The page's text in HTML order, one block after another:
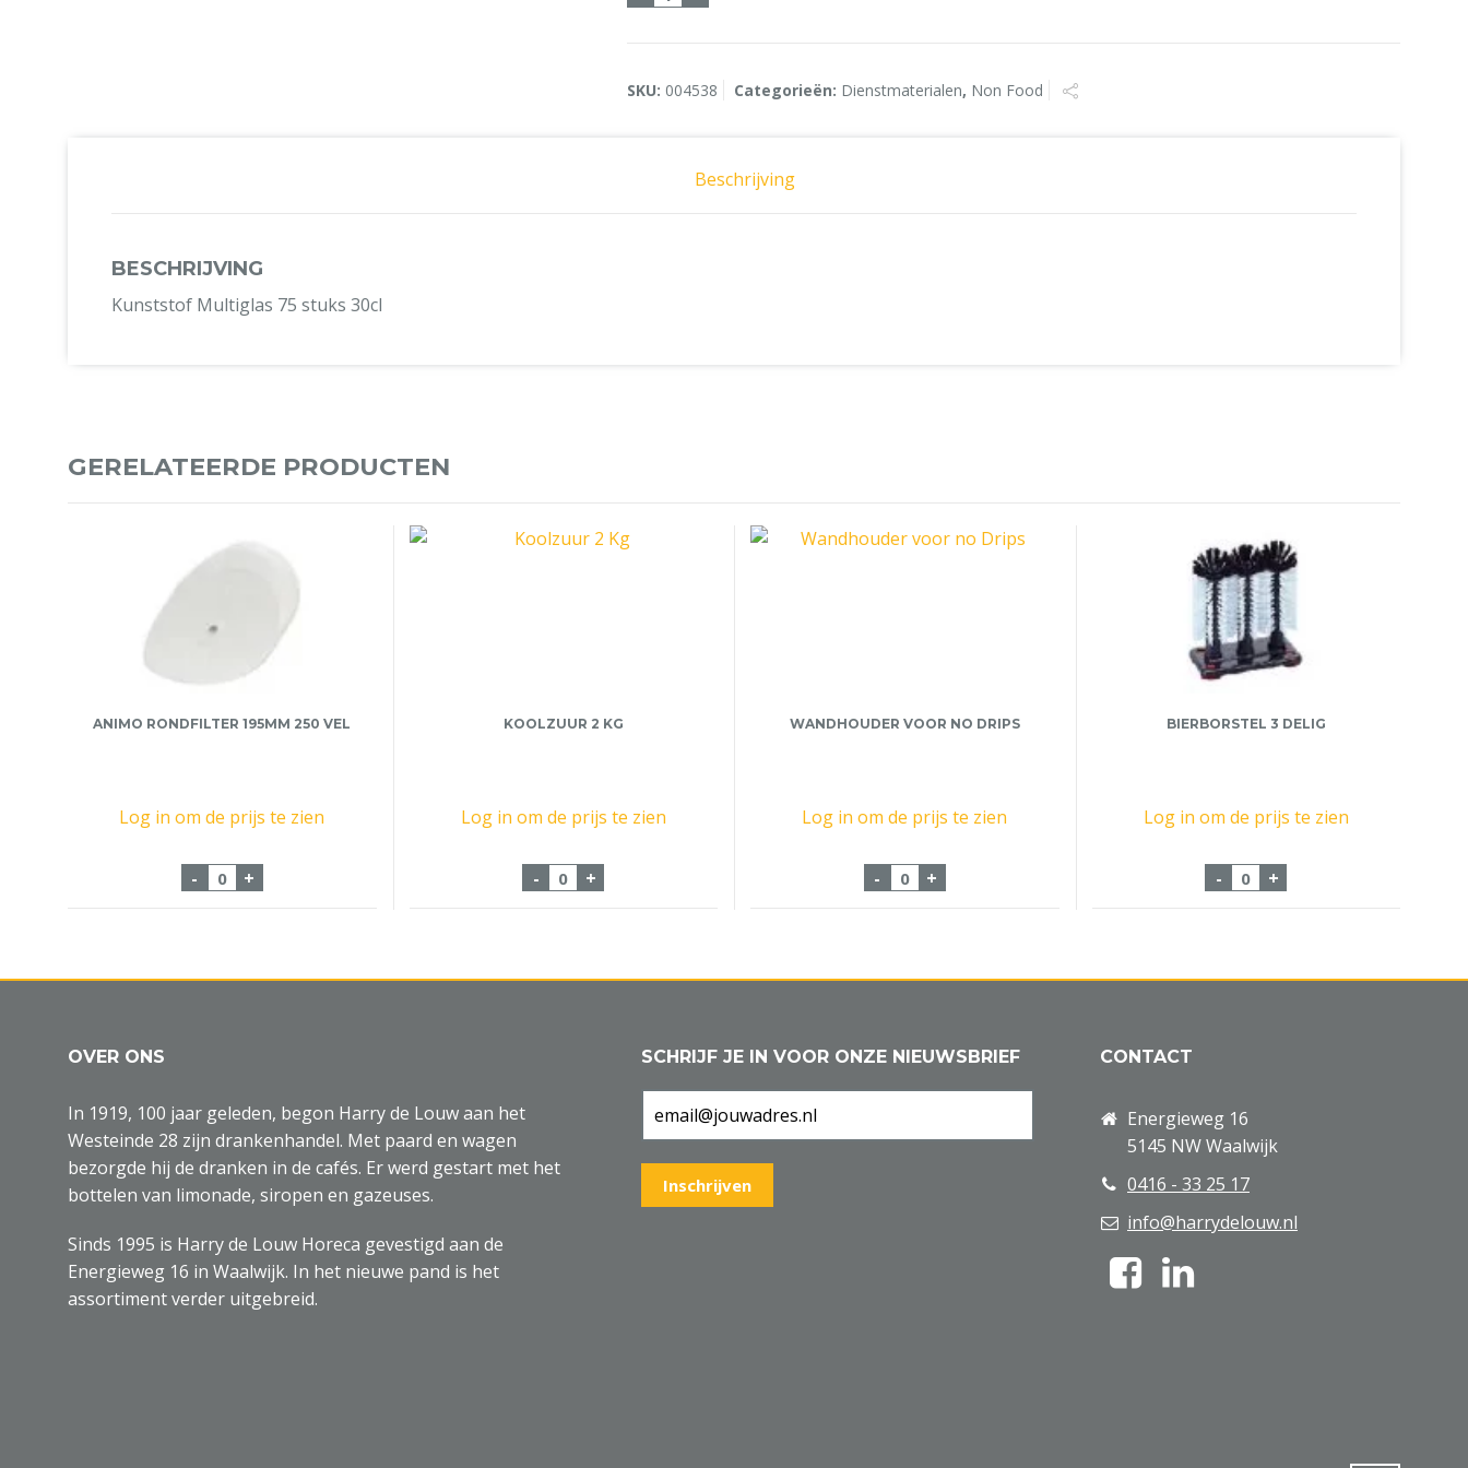
SKU: 004538 Categorieën: Dienstmaterialen, Non Food
Beschrijving
BESCHRIJVING
Kunststof Multiglas 75 stuks 30cl
GERELATEERDE PRODUCTEN
ANIMO RONDFILTER 195MM 250 VEL
Log in om de prijs te zien
- Animo Rondfilter 195mm 250 vel aantal
+
KOOLZUUR 2 KG
Log in om de prijs te zien
- Koolzuur 2 Kg aantal
+
WANDHOUDER VOOR NO DRIPS
Log in om de prijs te zien
- Wandhouder voor no Drips aantal
+
BIERBORSTEL 3 DELIG
Log in om de prijs te zien
- Bierborstel 3 Delig aantal
+
OVER ONS
In 1919, 100 jaar geleden, begon Harry de Louw aan het
Westeinde 28 zijn drankenhandel. Met paard en wagen
bezorgde hij de dranken in de cafés. Er werd gestart met het
bottelen van limonade, siropen en gazeuses.
Sinds 1995 is Harry de Louw Horeca gevestigd aan de
Energieweg 16 in Waalwijk. In het nieuwe pand is het
assortiment verder uitgebreid.
SCHRIJF JE IN VOOR ONZE NIEUWSBRIEF CONTACT
Energieweg 16
5145 NW Waalwijk
0416 - 33 25 17
info@harrydelouw.nl